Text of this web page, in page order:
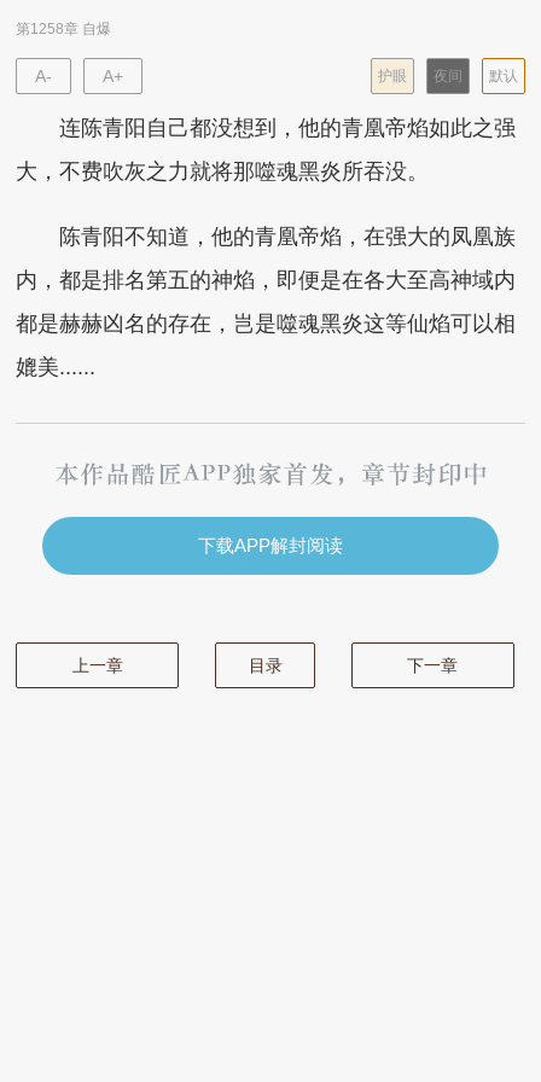
第1258章 自爆
A- A+ 默认
夜间
护眼
连陈青阳自己都没想到，他的青凰帝焰如此之强
大，不费吹灰之力就将那噬魂黑炎所吞没。
陈青阳不知道，他的青凰帝焰，在强大的凤凰族
内，都是排名第五的神焰，即便是在各大至高神域内
都是赫赫凶名的存在，岂是噬魂黑炎这等仙焰可以相
媲美......
下载APP解封阅读
上一章 目录 下一章